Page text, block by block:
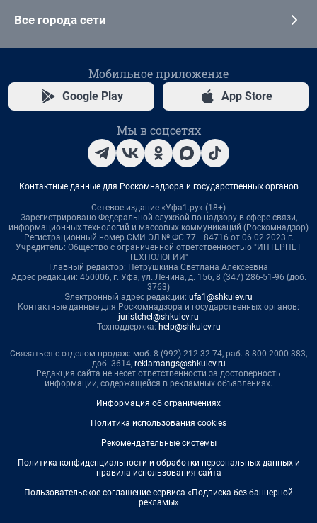
Все города сети
Мобильное приложение
Google Play App Store
Мы в соцсетях
Контактные данные для Роскомнадзора и государственных органов
Сетевое издание «Уфа1.ру» (18+)
Зарегистрировано Федеральной службой по надзору в сфере связи,
информационных технологий и массовых коммуникаций (Роскомнадзор)
Регистрационный номер СМИ ЭЛ № ФС 77– 84716 от 06.02.2023 г.
Учредитель: Общество с ограниченной ответственностью "ИНТЕРНЕТ
ТЕХНОЛОГИИ"
Главный редактор: Петрушкина Светлана Алексеевна
Адрес редакции: 450006, г. Уфа, ул. Ленина, д. 156, 8 (347) 286-51-96 (доб.
3763)
Электронный адрес редакции: ufa1@shkulev.ru
Контактные данные для Роскомнадзора и государственных органов:
juristchel@shkulev.ru
Техподдержка: help@shkulev.ru
Связаться с отделом продаж: моб. 8 (992) 212-32-74, раб. 8 800 2000-383,
доб. 3614, reklamangs@shkulev.ru
Редакция сайта не несет ответственности за достоверность
информации, содержащейся в рекламных объявлениях.
Информация об ограничениях
Политика использования cookies
Рекомендательные системы
Политика конфиденциальности и обработки персональных данных и
правила использования сайта
Пользовательское соглашение сервиса «Подписка без баннерной
рекламы»